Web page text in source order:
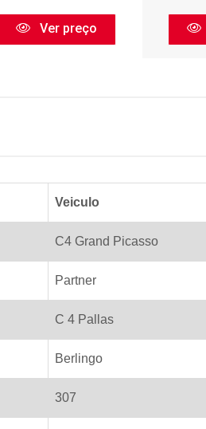
Ver preço
Veiculo
C4 Grand Picasso
Partner
C 4 Pallas
Berlingo
307